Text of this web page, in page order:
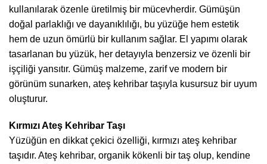
kullanılarak özenle üretilmiş bir mücevherdir. Gümüşün
doğal parlaklığı ve dayanıklılığı, bu yüzüğe hem estetik
hem de uzun ömürlü bir kullanım sağlar. El yapımı olarak
tasarlanan bu yüzük, her detayıyla benzersiz ve özenli bir
işçiliği yansıtır. Gümüş malzeme, zarif ve modern bir
görünüm sunarken, ateş kehribar taşıyla kusursuz bir uyum
oluşturur.
Kırmızı Ateş Kehribar Taşı
Yüzüğün en dikkat çekici özelliği, kırmızı ateş kehribar
taşıdır. Ateş kehribar, organik kökenli bir taş olup, kendine